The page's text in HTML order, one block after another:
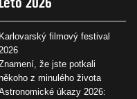
Karlovarský filmový festival
2026
že jste potkali
z minulého života
úkazy 2026: